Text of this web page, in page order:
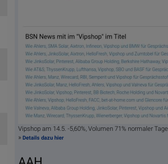
Vipshop am 14.5. -5,60%, Volumen 71% normaler Tage
»Details dazu hier